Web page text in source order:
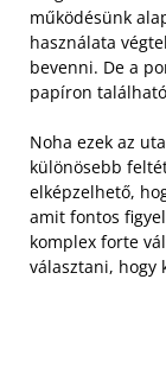
működésünk
használata
bevenni. De a
papíron
Noha ezek az
különösebb
elképzelhető,
amit fontos
komplex forte
választani, hogy